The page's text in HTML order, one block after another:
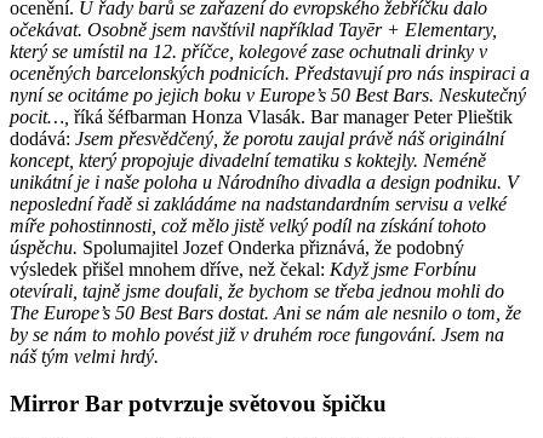
ocenění. U řady barů se zařazení do evropského žebříčku dalo
očekávat. Osobně jsem navštívil například Tayēr + Elementary,
který se umístil na 12. příčce, kolegové zase ochutnali drinky v
oceněných barcelonských podnicích. Představují pro nás inspiraci a
nyní se ocitáme po jejich boku v Europe’s 50 Best Bars. Neskutečný
pocit…, říká šéfbarman Honza Vlasák. Bar manager Peter Plieštik
dodává: Jsem přesvědčený, že porotu zaujal právě náš originální
koncept, který propojuje divadelní tematiku s koktejly. Neméně
unikátní je i naše poloha u Národního divadla a design podniku. V
neposlední řadě si zakládáme na nadstandardním servisu a velké
míře pohostinnosti, což mělo jistě velký podíl na získání tohoto
úspěchu. Spolumajitel Jozef Onderka přiznává, že podobný
výsledek přišel mnohem dříve, než čekal: Když jsme Forbínu
otevírali, tajně jsme doufali, že bychom se třeba jednou mohli do
The Europe’s 50 Best Bars dostat. Ani se nám ale nesnilo o tom, že
by se nám to mohlo povést již v druhém roce fungování. Jsem na
náš tým velmi hrdý.
Mirror Bar potvrzuje světovou špičku